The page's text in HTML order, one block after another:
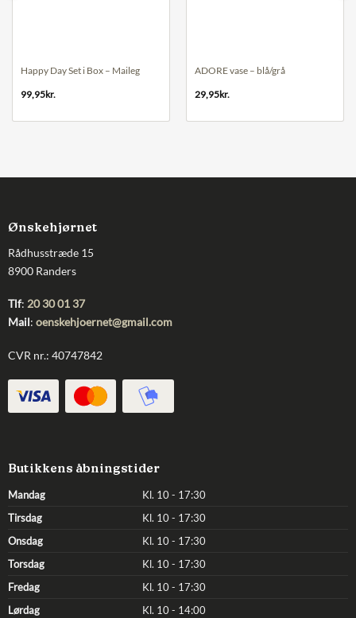
Happy Day Set i Box – Maileg
99,95kr.
ADORE vase – blå/grå
29,95kr.
Ønskehjørnet
Rådhusstræde 15
8900 Randers
Tlf: 20 30 01 37
Mail: oenskehjoernet@gmail.com
CVR nr.: 40747842
Butikkens åbningstider
Mandag
Kl. 10 - 17:30
Tirsdag
Kl. 10 - 17:30
Onsdag
Kl. 10 - 17:30
Torsdag
Kl. 10 - 17:30
Fredag
Kl. 10 - 17:30
Lørdag
Kl. 10 - 14:00